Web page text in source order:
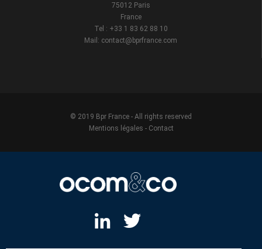
75012 Paris
France
Tel : +33 1 83 62 88 10
Mail: contact@bprfrance.com
© 2019 Bpr France - All rights reserved
Mentions légales - Contact